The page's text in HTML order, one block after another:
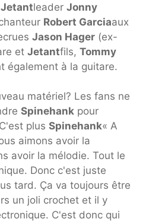
Jetantleader Jonny
Robert Garciaaux
Jason Hager (ex-
et Jetantfils, Tommy
également à la guitare.
matériel? Les fans ne
Spinehank pour
plus Spinehank« A
aimons avoir la
avoir la mélodie. Tout le
Donc c'est juste
tard. Ça va toujours être
un joli crochet et il y
C'est donc qui